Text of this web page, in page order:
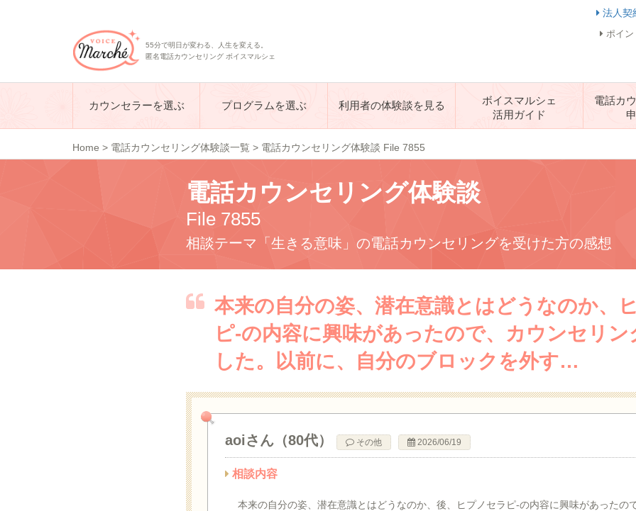
法人契
55分で明日が変わる、人生を変える。
匿名電話カウンセリング ボイスマルシェ
ポイン
カウンセラーを選ぶ プログラムを選ぶ 利用者の体験談を見る
ボイスマルシェ
活用ガイド
電話カ
Home > 電話カウンセリング体験談一覧 > 電話カウンセリング体験談 File 7855
電話カウンセリング体験談
File 7855
相談テーマ「生きる意味」の電話カウンセリングを受けた方の感想
本来の自分の姿、潜在意識とはどうなのか、
ピ-の内容に興味があったので、カウンセリ
した。以前に、自分のブロックを外す…
aoiさん（80代） その他 2026/06/19
相談内容
本来の自分の姿、潜在意識とはどうなのか、後、ヒプノセラピ-の内容に興味があったの